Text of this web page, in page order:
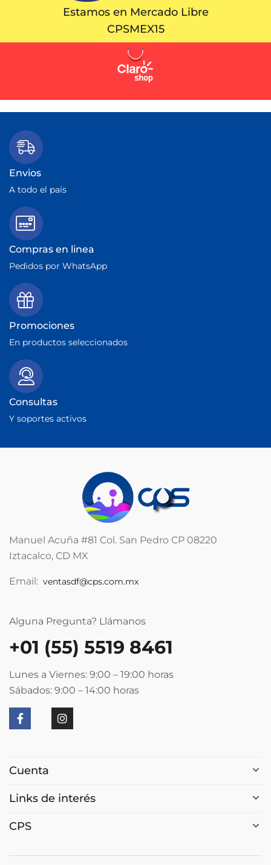
Estamos en Mercado Libre
CPSMEX15
Envios
A todo el país
Compras en linea
Pedidos por WhatsApp
Promociones
En productos seleccionados
Consultas
Y soportes activos
Manuel Acuña #81 Col. San Pedro CP 08220
Iztacalco, CD MX
Email: ventasdf@cps.com.mx
Alguna Pregunta? Llámanos
+01 (55) 5519 8461
Lunes a Viernes: 9:00 – 19:00 horas
Sábados: 9:00 – 14:00 horas
Cuenta
Links de interés
CPS